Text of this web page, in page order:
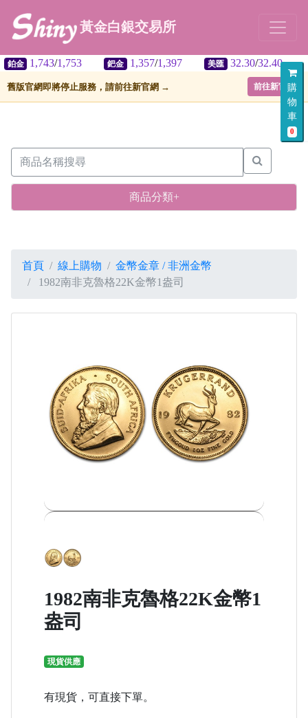
購
物
車
0
黃金白銀交易所
1,743/1,753 1,357 /1,397 32.30/32.40
舊版官網即將停止服務，請前往新官網 → 前往新官網
商品分類+
首頁 線上購物
金幣金章 / 非洲金幣
1982南非克魯格22K金幣1盎司
1982南非克魯格22K金幣1
盎司
現貨供應
有現貨，可直接下單。